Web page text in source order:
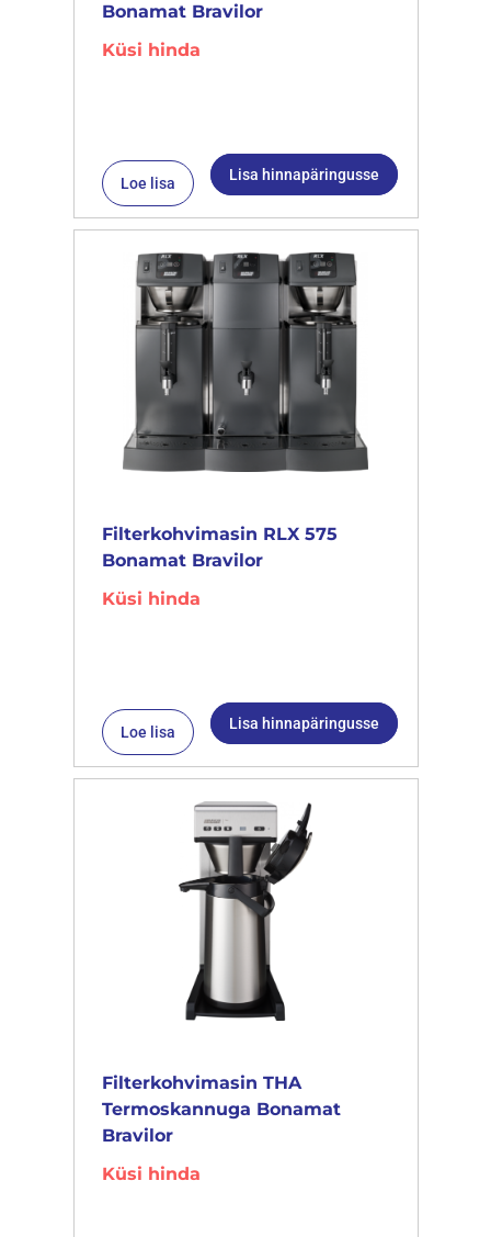
Bonamat Bravilor
Küsi hinda
Loe lisa Lisa hinnapäringusse
Filterkohvimasin RLX 575
Bonamat Bravilor
Küsi hinda
Loe lisa Lisa hinnapäringusse
Filterkohvimasin THA
Termoskannuga Bonamat
Bravilor
Küsi hinda